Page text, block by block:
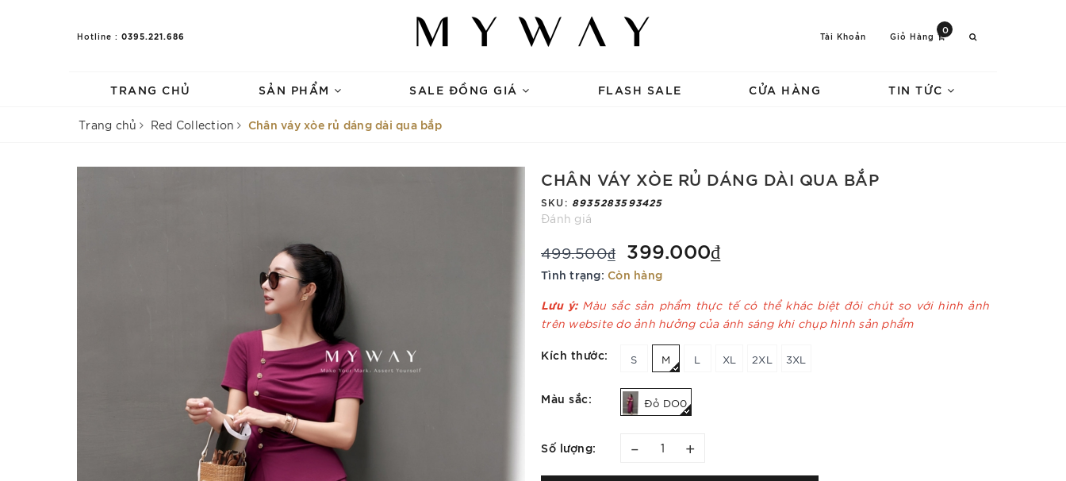
Hotline : 0395.221.686 Tài Khoản Giỏ Hàng
0
TRANG CHỦ SẢN PHẨM SALE ĐỒNG GIÁ FLASH SALE CỬA HÀNG TIN TỨC
Trang chủ Red Collection Chân váy xòe rủ dáng dài qua bắp
CHÂN VÁY XÒE RỦ DÁNG DÀI QUA BẮP
SKU: 8935283593425
Đánh giá
499.500₫ 399.000₫
Tình trạng: Còn hàng
Lưu ý: Màu sắc sản phẩm thực tế có thể khác biệt đôi chút so với hình ảnh
trên website do ảnh hưởng của ánh sáng khi chụp hình sản phẩm
Kích thước: S M L XL 2XL 3XL
Màu sắc: Đỏ DO0
Số lượng: – +